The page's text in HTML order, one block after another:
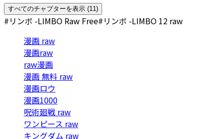
すべてのチャプターを表示 (11)
#リンボ -LIMBO Raw Free#リンボ -LIMBO 12 raw
漫画 raw
漫画raw
raw漫画
漫画 無料 raw
漫画ロウ
漫画1000
呪術廻戦 raw
ワンピース raw
キングダム raw